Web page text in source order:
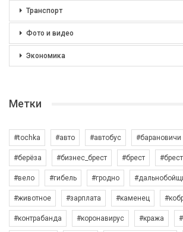
Транспорт
Фото и видео
Экономика
Метки
#tochka #авто #автобус #барановичи
#берёза #бизнес_брест #брест
#вело #гибель #гродно
#животное #зарплата #каменец
#контрабанда #коронавирус #кража